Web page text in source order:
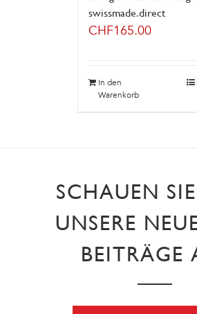
swissmade.direct
CHF165.00
In den
Warenkorb
SCHAUEN
UNSERE
BEITRÄGE